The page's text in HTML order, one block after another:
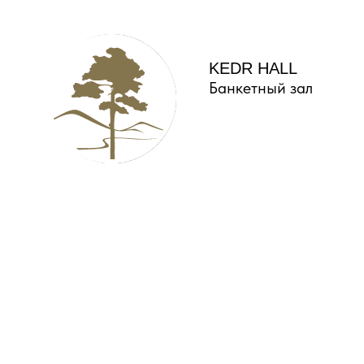
KEDR HALL
Банкетный зал